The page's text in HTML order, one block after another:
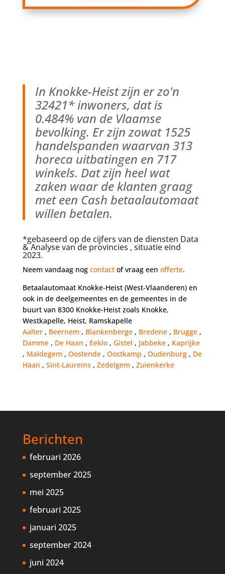
In Knokke-Heist zijn er zo'n
32421* inwoners, dat is
0.484% van de Vlaamse
bevolking. Er zijn zowat 1525
handelspanden waarvan 313
horeca uitbatingen en 717
winkels. Dat zijn heel wat
zaken waar de klanten graag
met een Cash betaalautomaat
willen betalen.
*gebaseerd op de cijfers van de diensten Data
& Analyse van de provincies , situatie eind
2023.
Neem vandaag nog contactof vraag een offerte.
Betaalautomaat Knokke-Heist (West-Vlaanderen) en
ook in de deelgemeentes en de gemeentes in de
buurt van 8300 Knokke-Heist zoals Knokke,
Westkapelle, Heist, Ramskapelle
Aalter , Beernem , Blankenberge , Bredene , Brugge ,
Damme , De Haan , Eeklo , Gistel , Jabbeke , Kaprijke
, Maldegem , Oostende , Oostkamp , Oudenburg , De
Haan , Sint-Laureins , Zedelgem , Zuienkerke
Berichten
februari 2026
september 2025
mei 2025
februari 2025
januari 2025
september 2024
juni 2024